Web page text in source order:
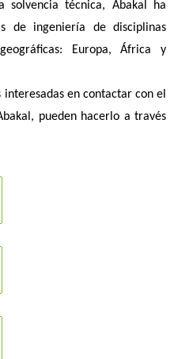
solvencia técnica, Abakal ha
de ingeniería de disciplinas
Europa, África y
en contactar con el
pueden hacerlo a través